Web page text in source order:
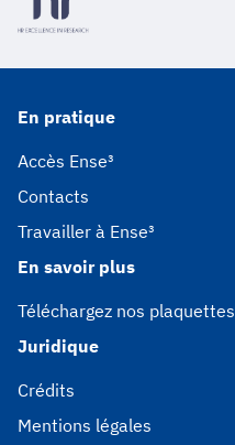
En pratique
Accès Ense³
Contacts
Travailler à Ense³
En savoir plus
Téléchargez nos plaquettes
Juridique
Crédits
Mentions légales